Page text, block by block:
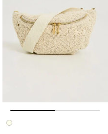
Image précédente
Image suivante